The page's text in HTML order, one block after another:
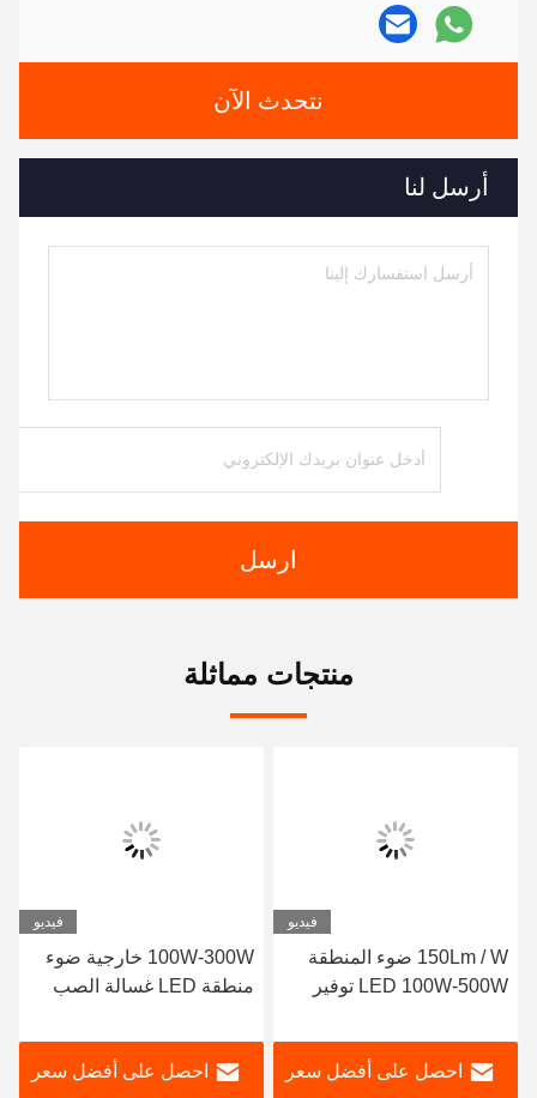
نتحدث الآن
أرسل لنا
ارسل
منتجات مماثلة
فيديو
150Lm / W ضوء المنطقة
LED 100W-500W توفير
الحركة
احصل على أفضل سعر
فيديو
100W-300W خارجية ضوء
منطقة LED غسالة الصب
السريع
احصل على أفضل سعر